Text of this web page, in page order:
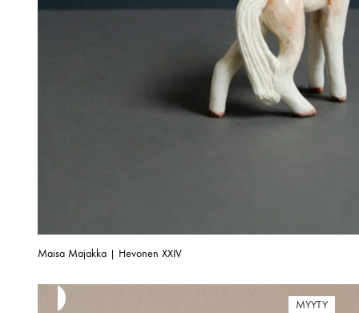
Maisa Majakka | Hevonen XXIV
MYYTY